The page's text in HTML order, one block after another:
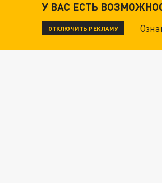
У ВАС ЕСТЬ
ОТКЛЮЧИТЬ РЕКЛАМУ